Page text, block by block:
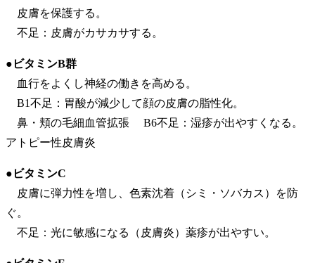
皮膚を保護する。
不足：皮膚がカサカサする。
●ビタミンB群
血行をよくし神経の働きを高める。
B1不足：胃酸が減少して顔の皮膚の脂性化。
鼻・頬の毛細血管拡張 B6不足：湿疹が出やすくなる。
アトピー性皮膚炎
●ビタミンC
皮膚に弾力性を増し、色素沈着（シミ・ソバカス）を防
ぐ。
不足：光に敏感になる（皮膚炎）薬疹が出やすい。